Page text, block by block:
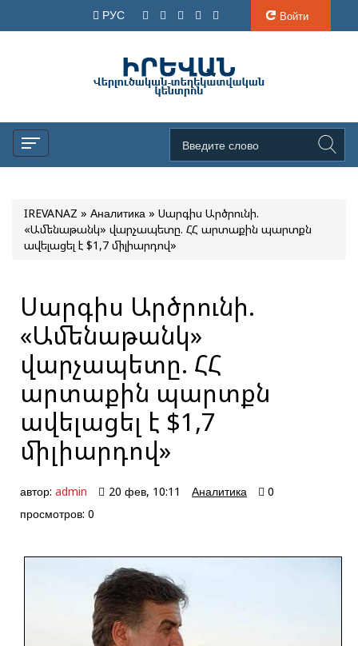
РУС Войти
IREVANAZ » Аналитика » Սարգիս Արծրունի.
«Ամենաթանկ» վարչապետը. ՀՀ արտաքին պարտքն
ավելացել է $1,7 միլիարդով»
Սարգիս Արծրունի.
«Ամենաթանկ»
վարչապետը. ՀՀ
արտաքին պարտքն
ավելացել է $1,7
միլիարդով»
автор: admin 20 фев, 10:11 Аналитика
0
просмотров: 0